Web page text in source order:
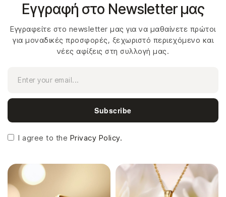
Εγγραφή στο Newsletter μας
Εγγραφείτε στο newsletter μας για να μαθαίνετε πρώτοι
για μοναδικές προσφορές, ξεχωριστό περιεχόμενο και
νέες αφίξεις στη συλλογή μας.
Subscribe
I agree to the Privacy Policy.